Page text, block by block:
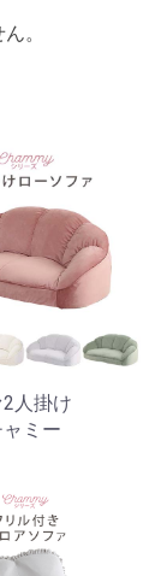
。
人掛け
ャミー